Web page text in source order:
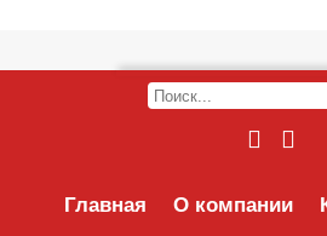
Главная О компании